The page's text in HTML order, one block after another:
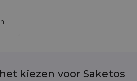
kiezen voor Saketos